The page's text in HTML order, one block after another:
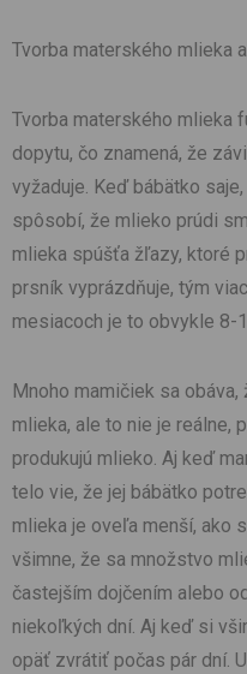
Tvorba materského mlieka
Tvorba materského mlieka
dopytu, čo znamená, že
vyžaduje. Keď bábätko
spôsobí, že mlieko prúdi
mlieka spúšťa žľazy, ktoré
prsník vyprázdňuje, tým
mesiacoch je to obvykle 8-
Mnoho mamičiek sa
mlieka, ale to nie je reálne,
produkujú mlieko. Aj keď
telo vie, že jej bábätko
mlieka je oveľa menší, ako
všimne, že sa množstvo
častejším dojčením alebo
niekoľkých dní. Aj keď si
opäť zvrátiť počas pár dní.